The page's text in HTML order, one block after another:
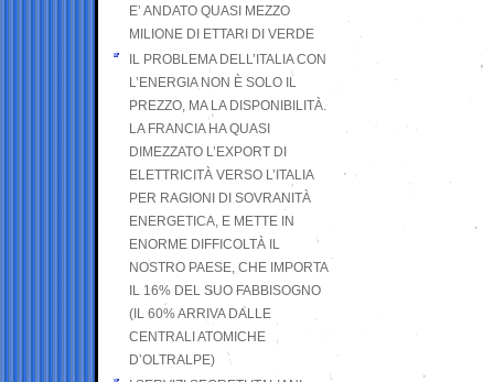
E’ ANDATO QUASI MEZZO
MILIONE DI ETTARI DI VERDE
IL PROBLEMA DELL’ITALIA CON
L’ENERGIA NON È SOLO IL
PREZZO, MA LA DISPONIBILITÀ.
LA FRANCIA HA QUASI
DIMEZZATO L’EXPORT DI
ELETTRICITÀ VERSO L’ITALIA
PER RAGIONI DI SOVRANITÀ
ENERGETICA, E METTE IN
ENORME DIFFICOLTÀ IL
NOSTRO PAESE, CHE IMPORTA
IL 16% DEL SUO FABBISOGNO
(IL 60% ARRIVA DALLE
CENTRALI ATOMICHE
D’OLTRALPE)